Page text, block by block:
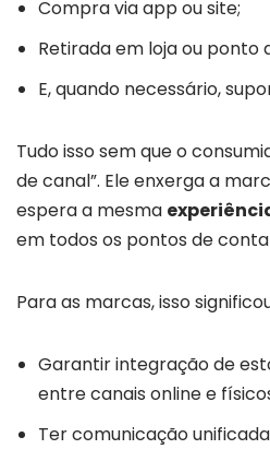
Compra via app ou site;
Retirada em loja ou ponto
E, quando necessário,
Tudo isso sem que o
de canal”. Ele enxerga a
espera a mesma
em todos os pontos de
Para as marcas, isso
Garantir integração de
entre canais online e
Ter comunicação